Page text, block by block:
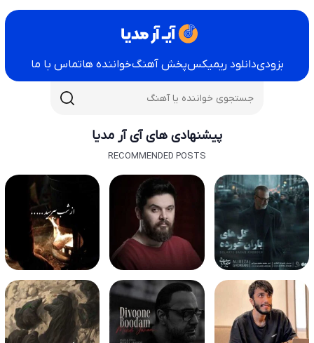
بزودیدانلود ریمیکسپخش آهنگخواننده هاتماس با ما
پیشنهادی های آی آر مدیا
RECOMMENDED POSTS